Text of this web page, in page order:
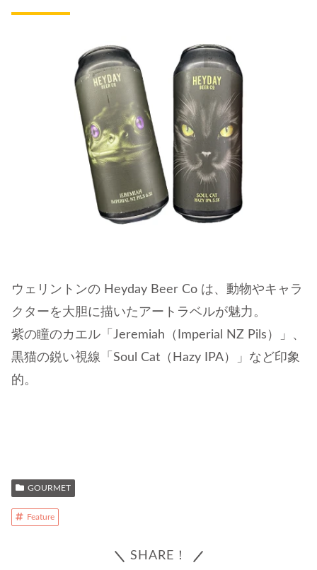
ウェリントンの Heyday Beer Co は、動物やキャラ
クターを大胆に描いたアートラベルが魅力。
紫の瞳のカエル「Jeremiah（Imperial NZ Pils）」、
黒猫の鋭い視線「Soul Cat（Hazy IPA）」など印象
的。
GOURMET
Feature
SHARE！